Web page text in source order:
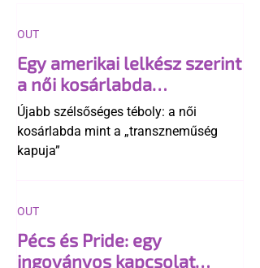
Egy amerikai lelkész szerint
a női kosárlabda
transzneműséghez vezet
Újabb szélsőséges téboly: a női
kosárlabda mint a „transzneműség
kapuja”
OUT
Pécs és Pride: egy
ingoványos kapcsolat
OUT